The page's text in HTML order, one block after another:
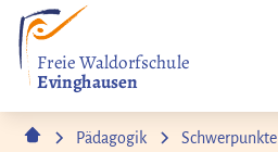
Freie Waldorfschule
Evinghausen
Pädagogik Schwerpunkte